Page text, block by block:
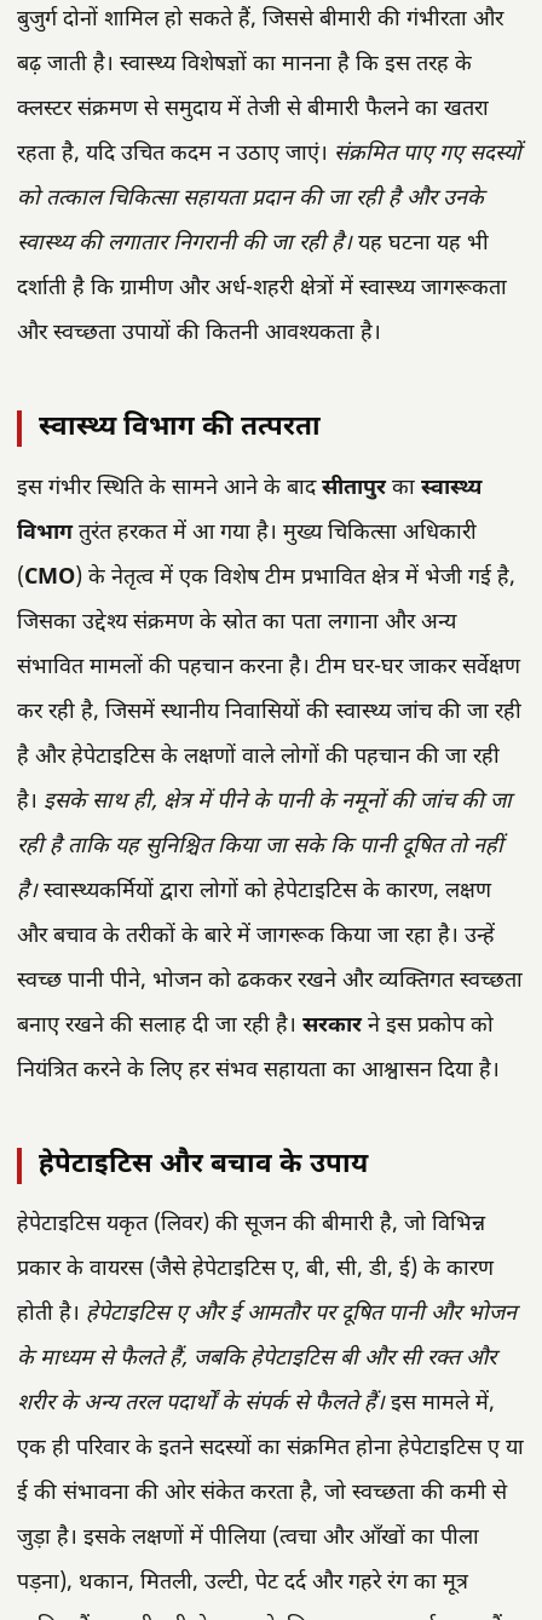
बुजुर्ग दोनों शामिल हो सकते हैं, जिससे बीमारी की गंभीरता और
बढ़ जाती है। स्वास्थ्य विशेषज्ञों का मानना है कि इस तरह के
क्लस्टर संक्रमण से समुदाय में तेजी से बीमारी फैलने का खतरा
रहता है, यदि उचित कदम न उठाए जाएं। संक्रमित पाए गए सदस्यों
को तत्काल चिकित्सा सहायता प्रदान की जा रही है और उनके
स्वास्थ्य की लगातार निगरानी की जा रही है।यह घटना यह भी
दर्शाती है कि ग्रामीण और अर्ध-शहरी क्षेत्रों में स्वास्थ्य जागरूकता
और स्वच्छता उपायों की कितनी आवश्यकता है।
स्वास्थ्य विभाग की तत्परता
इस गंभीर स्थिति के सामने आने के बादसीतापुरका स्वास्थ्य
विभागतुरंत हरकत में आ गया है। मुख्य चिकित्सा अधिकारी
(CMO) के नेतृत्व में एक विशेष टीम प्रभावित क्षेत्र में भेजी गई है,
जिसका उद्देश्य संक्रमण के स्रोत का पता लगाना और अन्य
संभावित मामलों की पहचान करना है। टीम घर-घर जाकर सर्वेक्षण
कर रही है, जिसमें स्थानीय निवासियों की स्वास्थ्य जांच की जा रही
है और हेपेटाइटिस के लक्षणों वाले लोगों की पहचान की जा रही
है। इसके साथ ही, क्षेत्र में पीने के पानी के नमूनों की जांच की जा
रही है ताकि यह सुनिश्चित किया जा सके कि पानी दूषित तो नहीं
है।स्वास्थ्यकर्मियों द्वारा लोगों को हेपेटाइटिस के कारण, लक्षण
और बचाव के तरीकों के बारे में जागरूक किया जा रहा है। उन्हें
स्वच्छ पानी पीने, भोजन को ढककर रखने और व्यक्तिगत स्वच्छता
बनाए रखने की सलाह दी जा रही है। सरकारने इस प्रकोप को
नियंत्रित करने के लिए हर संभव सहायता का आश्वासन दिया है।
हेपेटाइटिस और बचाव के उपाय
हेपेटाइटिस यकृत (लिवर) की सूजन की बीमारी है, जो विभिन्न
प्रकार के वायरस (जैसे हेपेटाइटिस ए, बी, सी, डी, ई) के कारण
होती है। हेपेटाइटिस ए और ई आमतौर पर दूषित पानी और भोजन
के माध्यम से फैलते हैं, जबकि हेपेटाइटिस बी और सी रक्त और
शरीर के अन्य तरल पदार्थों के संपर्क से फैलते हैं।इस मामले में,
एक ही परिवार के इतने सदस्यों का संक्रमित होना हेपेटाइटिस ए या
ई की संभावना की ओर संकेत करता है, जो स्वच्छता की कमी से
जुड़ा है। इसके लक्षणों में पीलिया (त्वचा और आँखों का पीला
पड़ना), थकान, मितली, उल्टी, पेट दर्द और गहरे रंग का मूत्र